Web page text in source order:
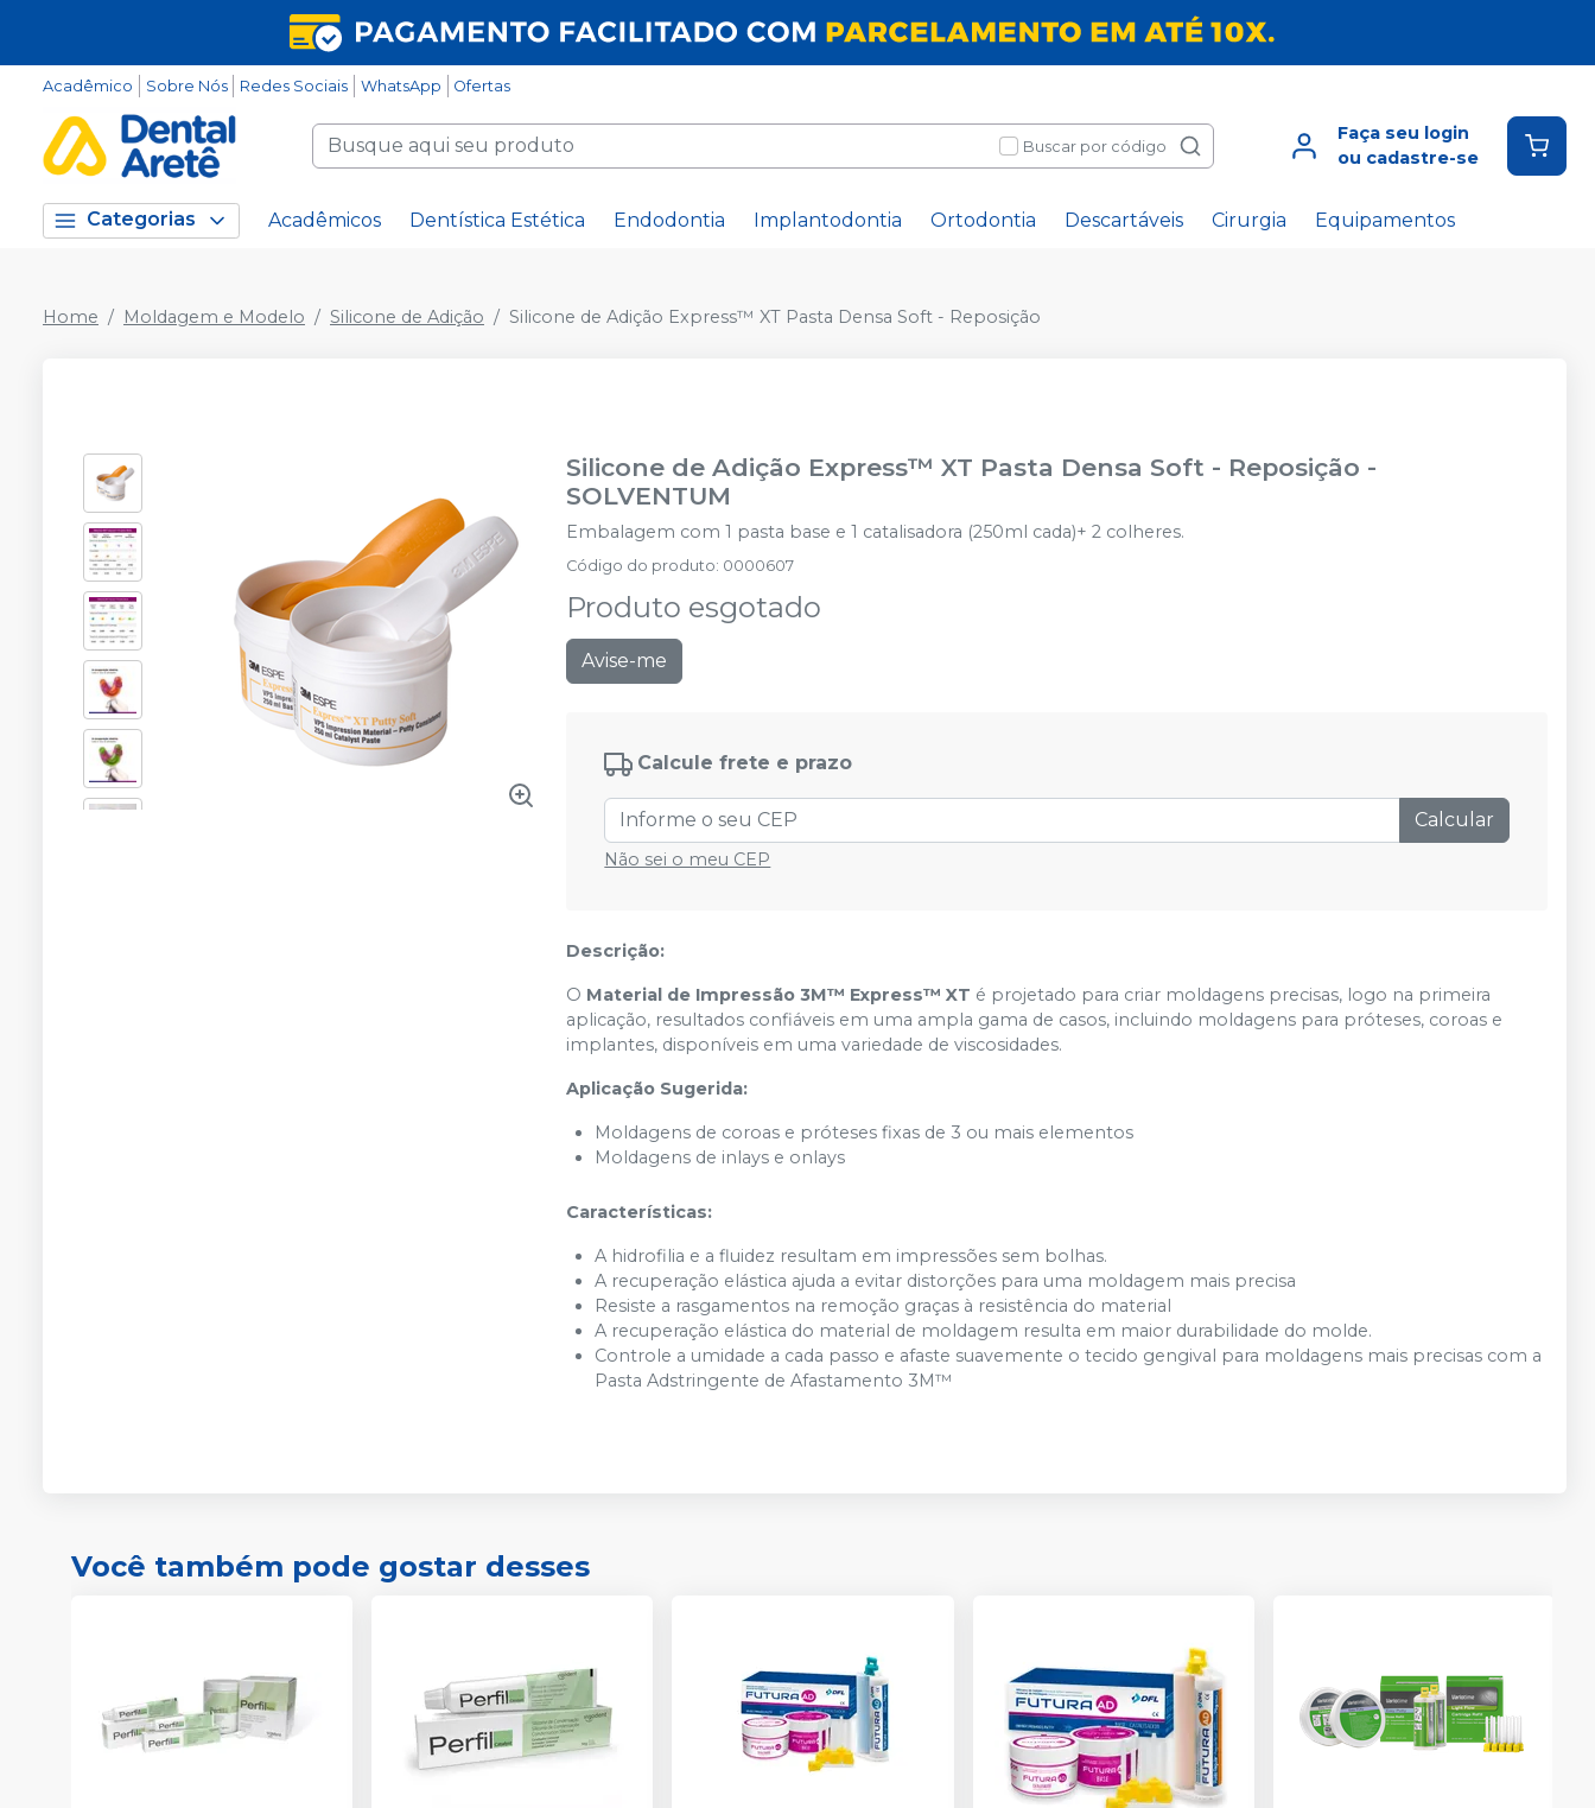
Acadêmico Sobre Nós Redes Sociais WhatsApp Ofertas
Buscar por código
Faça seu login
ou cadastre-se
Categorias Acadêmicos Dentística Estética Endodontia Implantodontia Ortodontia Descartáveis Cirurgia Equipamentos
Home Moldagem e Modelo Silicone de Adição Silicone de Adição Express™ XT Pasta Densa Soft - Reposição
Silicone de Adição Express™ XT Pasta Densa Soft - Reposição -
SOLVENTUM
Embalagem com 1 pasta base e 1 catalisadora (250ml cada)+ 2 colheres.
Código do produto: 0000607
Produto esgotado
Avise-me
Calcule frete e prazo
Calcular
Não sei o meu CEP
Descrição:
O Material de Impressão 3M™ Express™ XT é projetado para criar moldagens precisas, logo na primeira
aplicação, resultados confiáveis em uma ampla gama de casos, incluindo moldagens para próteses, coroas e
implantes, disponíveis em uma variedade de viscosidades.
Aplicação Sugerida:
Moldagens de coroas e próteses fixas de 3 ou mais elementos
Moldagens de inlays e onlays
Características:
A hidrofilia e a fluidez resultam em impressões sem bolhas.
A recuperação elástica ajuda a evitar distorções para uma moldagem mais precisa
Resiste a rasgamentos na remoção graças à resistência do material
A recuperação elástica do material de moldagem resulta em maior durabilidade do molde.
Controle a umidade a cada passo e afaste suavemente o tecido gengival para moldagens mais precisas com a
Pasta Adstringente de Afastamento 3M™
Você também pode gostar desses